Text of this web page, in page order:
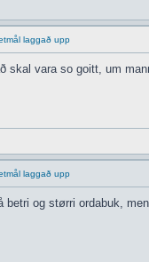
laggað upp
skal vara so goitt, um
laggað upp
betri og størri ordabuk,